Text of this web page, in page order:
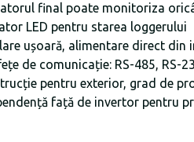
final poate monitoriza
LED pentru starea loggerului
ușoară, alimentare direct din
de comunicație: RS-485, RS-
pentru exterior, grad de
față de invertor pentru